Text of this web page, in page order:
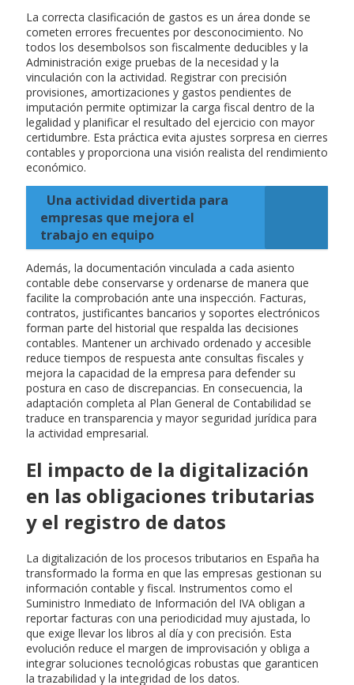
La correcta clasificación de gastos es un área donde se
cometen errores frecuentes por desconocimiento. No
todos los desembolsos son fiscalmente deducibles y la
Administración exige pruebas de la necesidad y la
vinculación con la actividad. Registrar con precisión
provisiones, amortizaciones y gastos pendientes de
imputación permite optimizar la carga fiscal dentro de la
legalidad y planificar el resultado del ejercicio con mayor
certidumbre. Esta práctica evita ajustes sorpresa en cierres
contables y proporciona una visión realista del rendimiento
económico.
Una actividad divertida para
empresas que mejora el
trabajo en equipo
Además, la documentación vinculada a cada asiento
contable debe conservarse y ordenarse de manera que
facilite la comprobación ante una inspección. Facturas,
contratos, justificantes bancarios y soportes electrónicos
forman parte del historial que respalda las decisiones
contables. Mantener un archivado ordenado y accesible
reduce tiempos de respuesta ante consultas fiscales y
mejora la capacidad de la empresa para defender su
postura en caso de discrepancias. En consecuencia, la
adaptación completa al Plan General de Contabilidad se
traduce en transparencia y mayor seguridad jurídica para
la actividad empresarial.
El impacto de la digitalización
en las obligaciones tributarias
y el registro de datos
La digitalización de los procesos tributarios en España ha
transformado la forma en que las empresas gestionan su
información contable y fiscal. Instrumentos como el
Suministro Inmediato de Información del IVA obligan a
reportar facturas con una periodicidad muy ajustada, lo
que exige llevar los libros al día y con precisión. Esta
evolución reduce el margen de improvisación y obliga a
integrar soluciones tecnológicas robustas que garanticen
la trazabilidad y la integridad de los datos.